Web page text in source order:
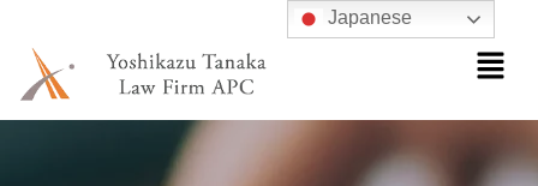
メ
ニ
ー
Japanese